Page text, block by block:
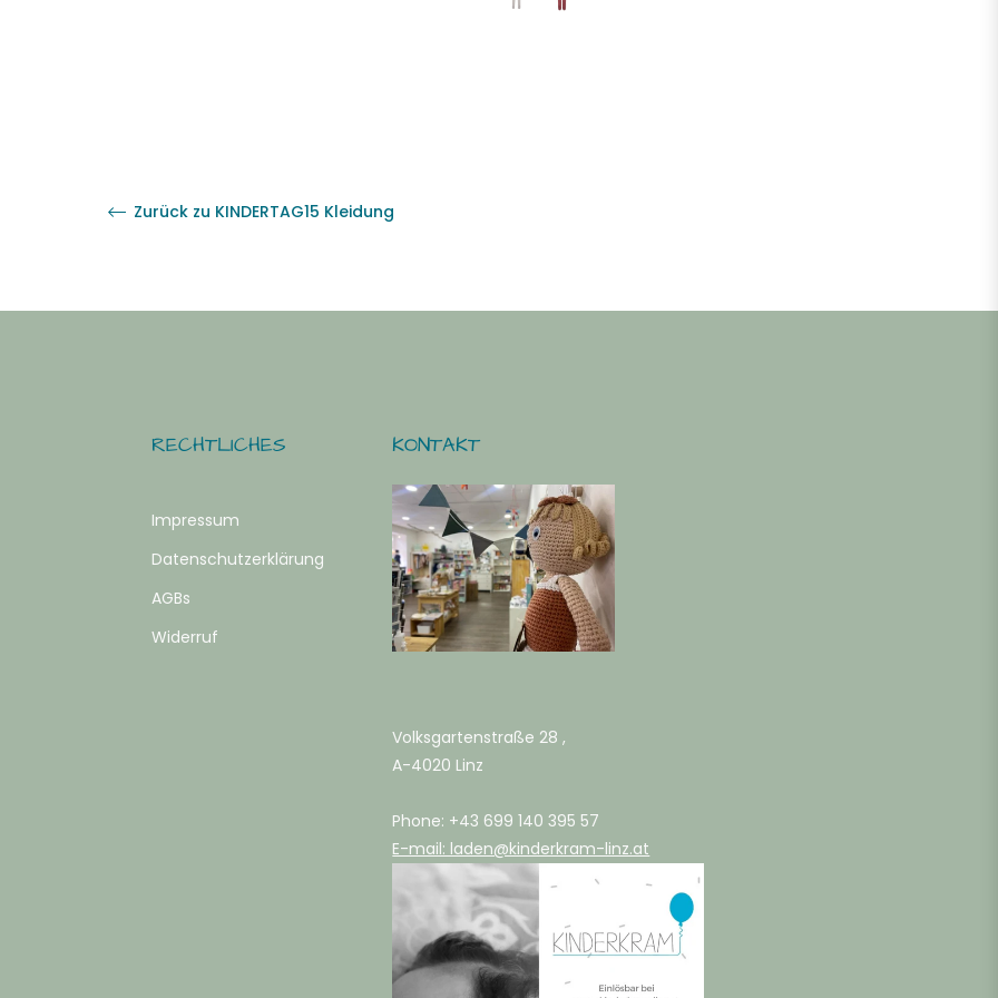
Zurück zu KINDERTAG15 Kleidung
RECHTLICHES
Impressum
Datenschutzerklärung
AGBs
Widerruf
KONTAKT
Volksgartenstraße 28 ,
A-4020 Linz
Phone: +43 699 140 395 57
E-mail: laden@kinderkram-linz.at